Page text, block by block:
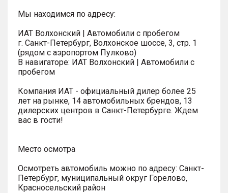
Мы находимся по адресу:
ИАТ Волхонский | Автомобили с пробегом
г. Санкт-Петербург, Волхонское шоссе, 3, стр. 1
(рядом с аэропортом Пулково)
В навигаторе: ИАТ Волхонский | Автомобили с
пробегом
Компания ИАТ - официальный дилер более 25
лет на рынке, 14 автомобильных брендов, 13
дилерских центров в Санкт-Петербурге. Ждем
вас в гости!
Место осмотра
Осмотреть автомобиль можно по адресу: Санкт-
Петербург, муниципальный округ Горелово,
Красносельский район